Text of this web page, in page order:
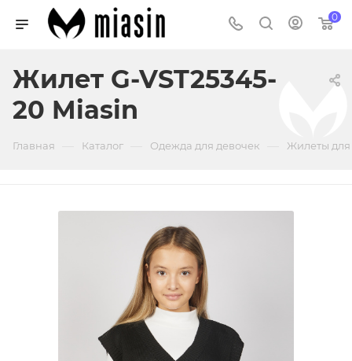
0
Жилет G-VST25345-
20 Miasin
Главная Каталог Одежда для девочек Жилеты для